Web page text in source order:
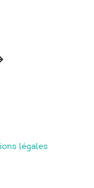
légales